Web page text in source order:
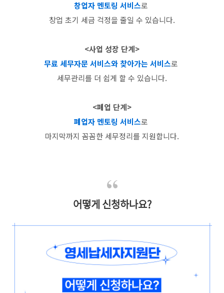
창업자 멘토링 서비스로
창업 초기 세금 걱정을 줄일 수 있습니다.
<사업 성장 단계>
무료 세무자문 서비스와 찾아가는 서비스로
세무관리를 더 쉽게 할 수 있습니다.
<폐업 단계>
폐업자 멘토링 서비스로
마지막까지 꼼꼼한 세무정리를 지원합니다.
어떻게 신청하나요?